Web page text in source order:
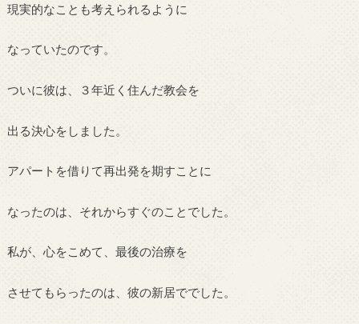
現実的なことも考えられるように
なっていたのです。
ついに彼は、３年近く住んだ教会を
出る決心をしました。
アパートを借りて再出発を期すことに
なったのは、それからすぐのことでした。
私が、心をこめて、最後の治療を
させてもらったのは、彼の新居ででした。